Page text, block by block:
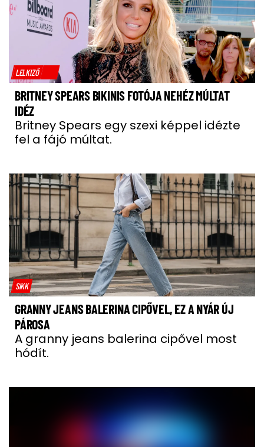
LELKIZŐ
BRITNEY SPEARS BIKINIS FOTÓJA NEHÉZ MÚLTAT
IDÉZ
Britney Spears egy szexi képpel idézte
fel a fájó múltat.
SIKK
GRANNY JEANS BALERINA CIPŐVEL, EZ A NYÁR ÚJ
PÁROSA
A granny jeans balerina cipővel most
hódít.